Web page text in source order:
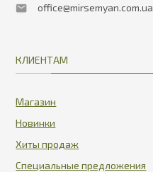
office@mirsemyan.com.ua
КЛИЕНТАМ
Магазин
Новинки
Хиты продаж
Специальные предложения